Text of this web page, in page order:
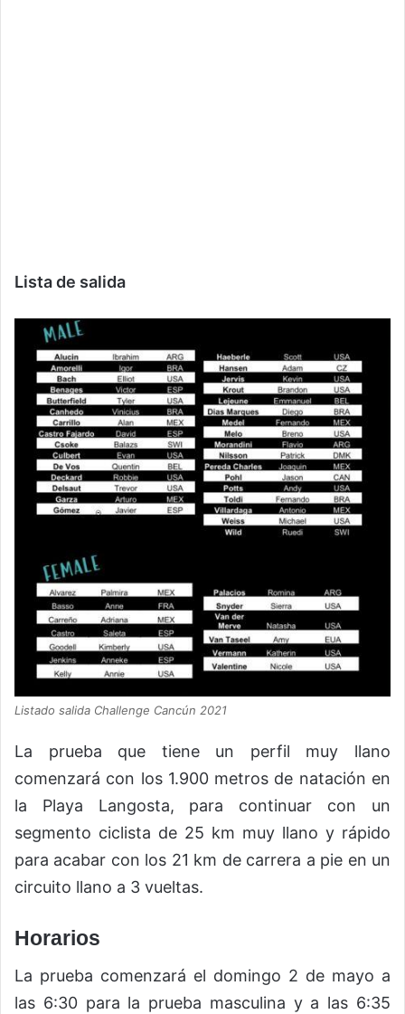
Lista de salida
Listado salida Challenge Cancún 2021
La prueba que tiene un perfil muy llano
comenzará con los 1.900 metros de natación en
la Playa Langosta, para continuar con un
segmento ciclista de 25 km muy llano y rápido
para acabar con los 21 km de carrera a pie en un
circuito llano a 3 vueltas.
Horarios
La prueba comenzará el domingo 2 de mayo a
las 6:30 para la prueba masculina y a las 6:35